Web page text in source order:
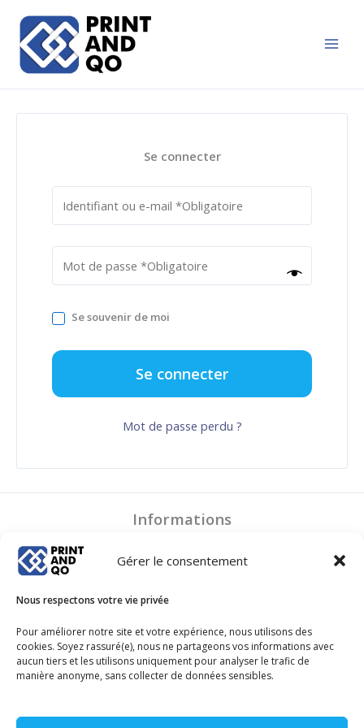
Gérer le consentement
Nous respectons votre vie privée
Pour améliorer notre site et votre expérience, nous utilisons des
cookies. Soyez rassuré(e), nous ne partageons vos informations avec
aucun tiers et les utilisons uniquement pour analyser le trafic de
manière anonyme, sans collecter de données sensibles.
contenu
Se connecter
Se souvenir de moi
Se connecter
Mot de passe perdu ?
Informations
Politique de confidentialité
Plan de site
Politique de cookies (UE)